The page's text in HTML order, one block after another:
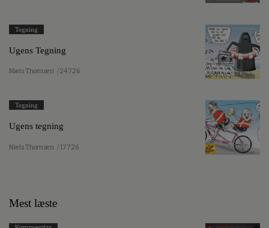
Tegning
Ugens Tegning
Niels Thomsen / 24.7.26
Tegning
Ugens tegning
Niels Thomsen / 17.7.26
Mest læste